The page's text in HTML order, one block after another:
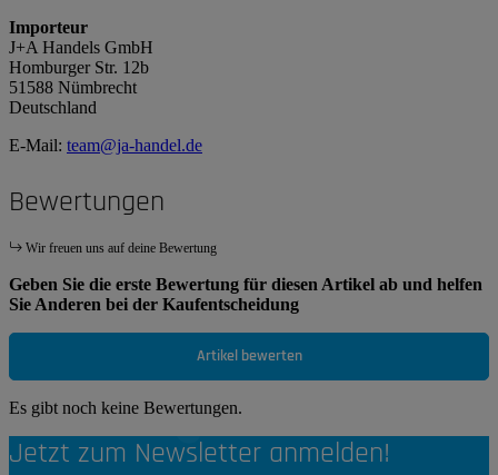
Importeur
J+A Handels GmbH
Homburger Str. 12b
51588 Nümbrecht
Deutschland
E-Mail: team@ja-handel.de
Bewertungen
Wir freuen uns auf deine Bewertung
Geben Sie die erste Bewertung für diesen Artikel ab und helfen
Sie Anderen bei der Kaufentscheidung
Artikel bewerten
Es gibt noch keine Bewertungen.
Jetzt zum Newsletter anmelden!